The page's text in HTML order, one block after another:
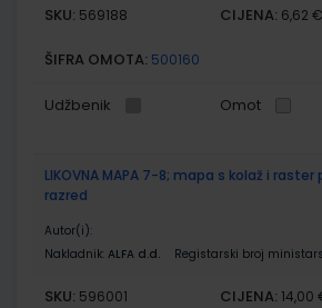
SKU: 569188 CIJENA: 6,62 €
ŠIFRA OMOTA: 500160
Udžbenik Omot
LIKOVNA MAPA 7-8; mapa s kolaž i
razred
Autor(i):
Nakladnik: ALFA d.d. Registarski broj
SKU: 596001 CIJENA: 14,00